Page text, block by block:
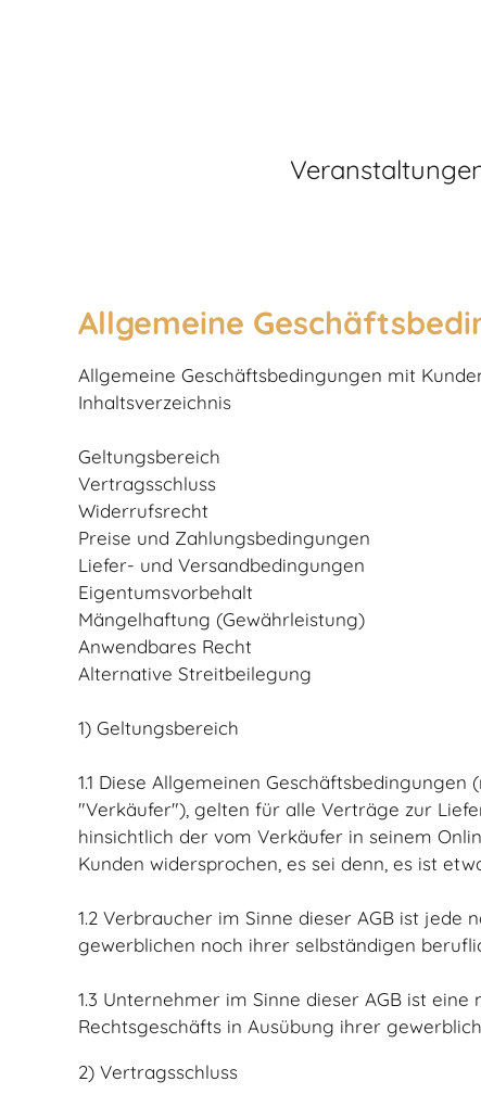
Allgemeine
Allgemeine Geschäftsbedingungen mit
Inhaltsverzeichnis
Geltungsbereich
Vertragsschluss
Widerrufsrecht
Preise und Zahlungsbedingungen
Liefer- und Versandbedingungen
Eigentumsvorbehalt
Mängelhaftung (Gewährleistung)
Anwendbares Recht
Alternative Streitbeilegung
1) Geltungsbereich
1.1 Diese Allgemeinen
"Verkäufer"), gelten für alle Verträge zur
hinsichtlich der vom Verkäufer in seinem
Kunden widersprochen, es sei denn, es ist
1.2 Verbraucher im Sinne dieser AGB ist
gewerblichen noch ihrer selbständigen
1.3 Unternehmer im Sinne dieser AGB ist
Rechtsgeschäfts in Ausübung ihrer
2) Vertragsschluss